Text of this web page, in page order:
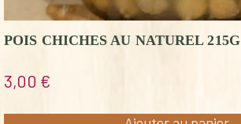
POIS CHICHES AU NATUREL 215G
3,00 €